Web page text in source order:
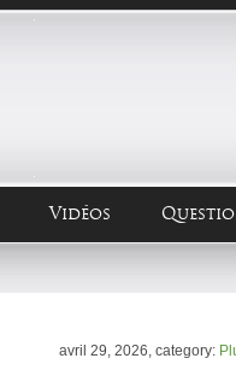
Vidéos
avril 29, 2026, category: